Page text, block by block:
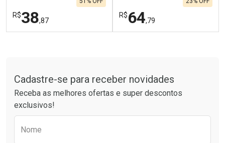
Por R$ 664,02/cada
R$38,87
Laboratório
Por Menos
R$64,79
Laboratório
Por Menos
Cadastre-se para receber novidades
Receba as melhores ofertas e super descontos
exclusivos!
Nome